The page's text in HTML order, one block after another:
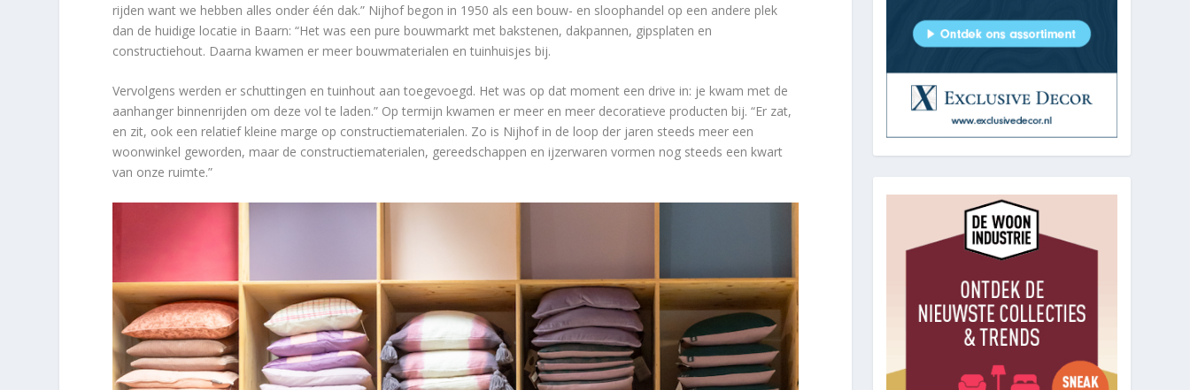
rijden want we hebben alles onder één dak.” Nijhof begon in 1950 als een bouw- en sloophandel op een andere plek
dan de huidige locatie in Baarn: “Het was een pure bouwmarkt met bakstenen, dakpannen, gipsplaten en
constructiehout. Daarna kwamen er meer bouwmaterialen en tuinhuisjes bij.
Vervolgens werden er schuttingen en tuinhout aan toegevoegd. Het was op dat moment een drive in: je kwam met de
aanhanger binnenrijden om deze vol te laden.” Op termijn kwamen er meer en meer decoratieve producten bij. “Er zat,
en zit, ook een relatief kleine marge op constructiematerialen. Zo is Nijhof in de loop der jaren steeds meer een
woonwinkel geworden, maar de constructiematerialen, gereedschappen en ijzerwaren vormen nog steeds een kwart
van onze ruimte.”